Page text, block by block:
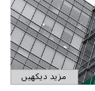
مزید دیکھیں